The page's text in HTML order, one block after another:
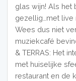
glas wijn! Als het
gezellig…met live
Wees dus niet
muziekcafé
& TERRAS: Het
met huiselijke
restaurant en de